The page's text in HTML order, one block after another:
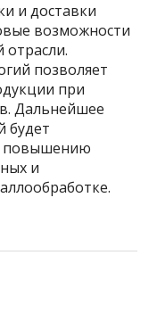
и доставки
возможности
отрасли.
позволяет
при
Дальнейшее
будет
повышению
и